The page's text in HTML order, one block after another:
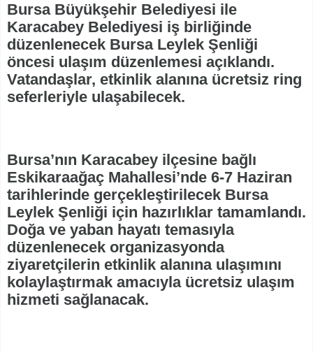
Bursa Büyükşehir Belediyesi ile
Karacabey Belediyesi iş birliğinde
düzenlenecek Bursa Leylek Şenliği
öncesi ulaşım düzenlemesi açıklandı.
Vatandaşlar, etkinlik alanına ücretsiz ring
seferleriyle ulaşabilecek.
Bursa’nın Karacabey ilçesine bağlı
Eskikaraağaç Mahallesi’nde 6-7 Haziran
tarihlerinde gerçekleştirilecek Bursa
Leylek Şenliği için hazırlıklar tamamlandı.
Doğa ve yaban hayatı temasıyla
düzenlenecek organizasyonda
ziyaretçilerin etkinlik alanına ulaşımını
kolaylaştırmak amacıyla ücretsiz ulaşım
hizmeti sağlanacak.